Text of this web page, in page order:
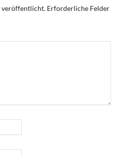
veröffentlicht. Erforderliche Felder